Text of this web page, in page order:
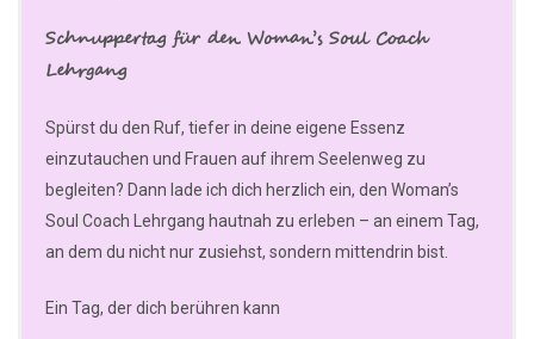
Schnuppertag für den Woman’s Soul Coach
Lehrgang
Spürst du den Ruf, tiefer in deine eigene Essenz
einzutauchen und Frauen auf ihrem Seelenweg zu
begleiten? Dann lade ich dich herzlich ein, den Woman’s
Soul Coach Lehrgang hautnah zu erleben – an einem Tag,
an dem du nicht nur zusiehst, sondern mittendrin bist.
Ein Tag, der dich berühren kann